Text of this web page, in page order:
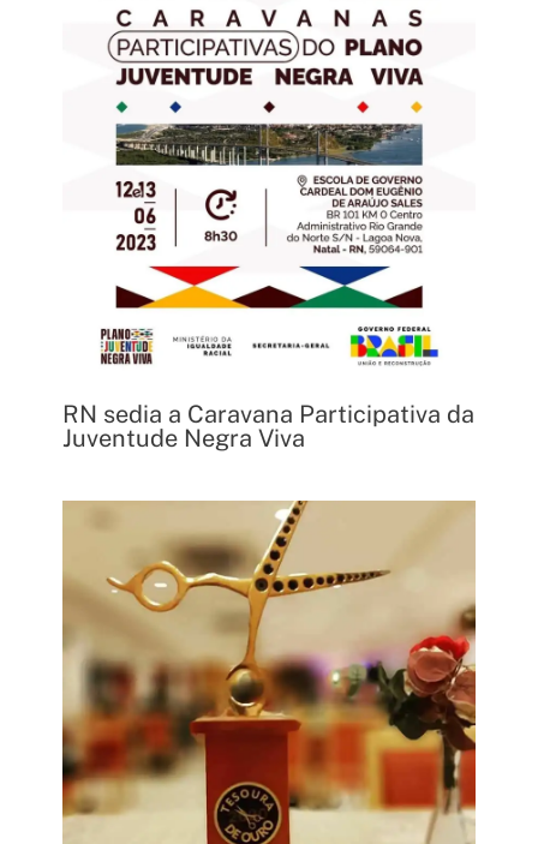
RN sedia a Caravana Participativa da
Juventude Negra Viva